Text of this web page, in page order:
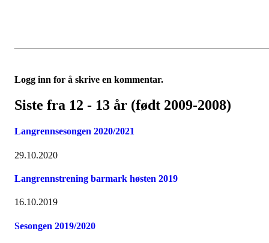
Logg inn for å skrive en kommentar.
Siste fra 12 - 13 år (født 2009-2008)
Langrennsesongen 2020/2021
29.10.2020
Langrennstrening barmark høsten 2019
16.10.2019
Sesongen 2019/2020